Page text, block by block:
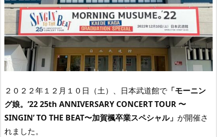
２０２２年１２月１０日（土）、日本武道館で「モーニン
グ娘。’22 25th ANNIVERSARY CONCERT TOUR 〜
SINGIN’ TO THE BEAT〜加賀楓卒業スペシャル」 が開催さ
れました。